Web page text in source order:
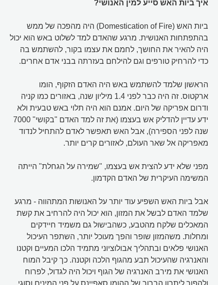
איך ביות האש סייע למין האנושי?
ביות האש (Domestication of Fire) היה מהפכה של ממש
בהתפתחות האנושית. מרגע שהאדם למד לשלוט באש הוא יכול
היה להאיר את החושך, לחמם את עצמו בקור, להשתמש בה
כדי להרחיק טורפים וגם להילחם בעזרתה בבני אדם אחרים.
הראשון שלמד להשתמש באש היה האדם הזקוף, הומו
ארקטוס. זה היה כבר לפני 1.4 מיליון שנה, באזורים כמו קניה
ודרום אפריקה של היום. אמנם הוא היה תלוי באש טבעית ולא
ידע עדיין להדליק אש בעצמו (את זה למד האדם "בקושי" 7000
שנה לפני הספירה), אבל האש תאפשר לאדם להתחיל לנדוד
מאפריקה אל שאר העולם, לאזורים קרים יותר.
מפני שלא ידע להצית אש בעצמו, "שמירה על הגחלת" הייתה
המשימה העיקרית של האדם הקדמון.
אבל ביות האש השפיע עוד יותר על האנושות המתהווה - מרגע
שלמד האדם לבשל את המזון, הוא יכול היה להרחיב את קשת
המאכלים שלקח מהטבע, כשהבישול גם משמיד חיידקים
ומחלות. משהמזון שופר והפך מעוכל יותר, השתפר העיכול
האנושי פלאים ובתהליך אבולוציוני מתמיד הלכו המעיים וקטנו
והאנרגיה שהעיכול תבע מהגוף הלכה וקטנה. כך קיבל המוח
האנושי את מירב האנרגיה של הגוף ויכול היה לגדול, לפרוח
ולהפוך ליתרון הברור של ההומו סאפיינס על פני המינים וסוגי